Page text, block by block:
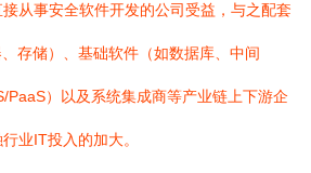
接从事安全软件开发的公司受益，与之配套
存储）、基础软件（如数据库、中间
PaaS）以及系统集成商等产业链上下游企
业IT投入的加大。